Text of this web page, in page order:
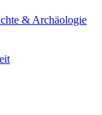
& Archäologie